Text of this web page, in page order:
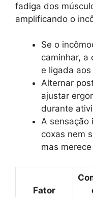
fadiga dos
amplificando o
Se o
caminhar, a
e ligada
Alternar
ajustar
durante
A sensação
coxas nem
mas
Fator